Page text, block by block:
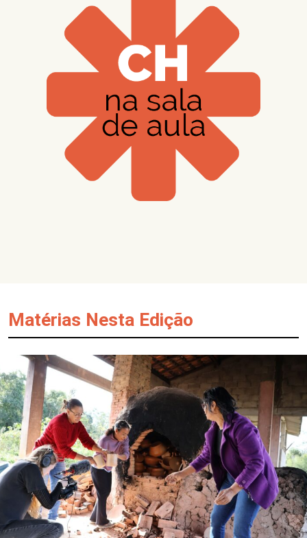
Matérias Nesta Edição